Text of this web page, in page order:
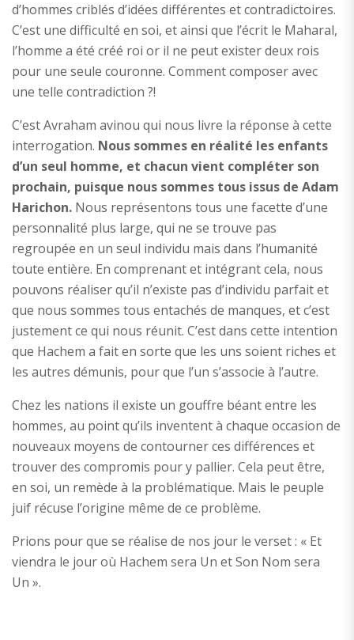
d’hommes criblés d’idées différentes et contradictoires.
C’est une difficulté en soi, et ainsi que l’écrit le Maharal,
l’homme a été créé roi or il ne peut exister deux rois
pour une seule couronne. Comment composer avec
une telle contradiction ?!
C’est Avraham avinou qui nous livre la réponse à cette
interrogation. Nous sommes en réalité les enfants
d’un seul homme, et chacun vient compléter son
prochain, puisque nous sommes tous issus de Adam
Harichon. Nous représentons tous une facette d’une
personnalité plus large, qui ne se trouve pas
regroupée en un seul individu mais dans l’humanité
toute entière. En comprenant et intégrant cela, nous
pouvons réaliser qu’il n’existe pas d’individu parfait et
que nous sommes tous entachés de manques, et c’est
justement ce qui nous réunit. C’est dans cette intention
que Hachem a fait en sorte que les uns soient riches et
les autres démunis, pour que l’un s’associe à l’autre.
Chez les nations il existe un gouffre béant entre les
hommes, au point qu’ils inventent à chaque occasion de
nouveaux moyens de contourner ces différences et
trouver des compromis pour y pallier. Cela peut être,
en soi, un remède à la problématique. Mais le peuple
juif récuse l’origine même de ce problème.
Prions pour que se réalise de nos jour le verset : « Et
viendra le jour où Hachem sera Un et Son Nom sera
Un ».